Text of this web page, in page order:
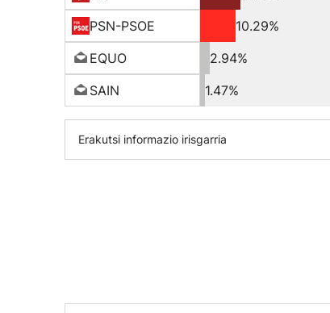
PSN-PSOE
10.29%
EQUO
2.94%
SAIN
1.47%
Erakutsi informazio irisgarria